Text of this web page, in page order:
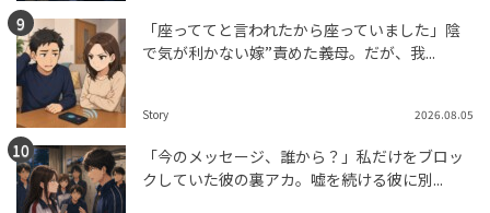
「座っててと言われたから座っていました」陰
で気が利かない嫁”責めた義母。だが、我...
Story 2026.08.05
「今のメッセージ、誰から？」私だけをブロッ
クしていた彼の裏アカ。嘘を続ける彼に別...